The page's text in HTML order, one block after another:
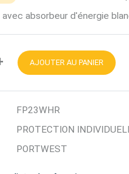
absorbeur d'énergie
AJOUTER AU PANIER
FP23WHR
PROTECTION
PORTWEST